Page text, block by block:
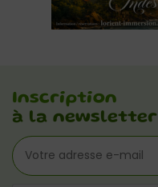
Inscription
à la newsletter